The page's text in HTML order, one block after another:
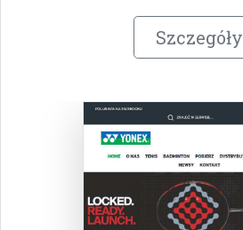
Szczegóły